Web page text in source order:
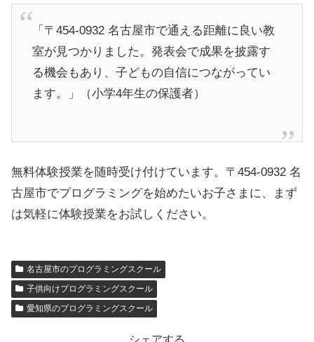
「〒454-0932 名古屋市で通える距離に良い教
室が見つかりました。発表会で成果を披露す
る機会もあり、子どもの自信につながってい
ます。」（小学4年生の保護者）
無料体験授業を随時受け付けています。〒454-0932 名
古屋市でプログラミングを始めたいお子さまに、まず
は気軽に体験授業をお試しください。
名古屋市のプログラミングスクール
子供向けプログラミングスクール
愛知県のプログラミングスクール